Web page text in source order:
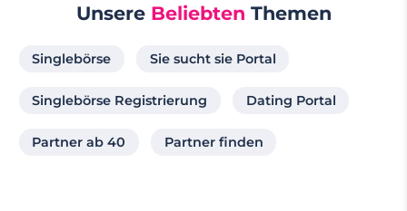
Unsere Beliebten Themen
Singlebörse Sie sucht sie Portal
Singlebörse Registrierung Dating Portal
Partner ab 40 Partner finden